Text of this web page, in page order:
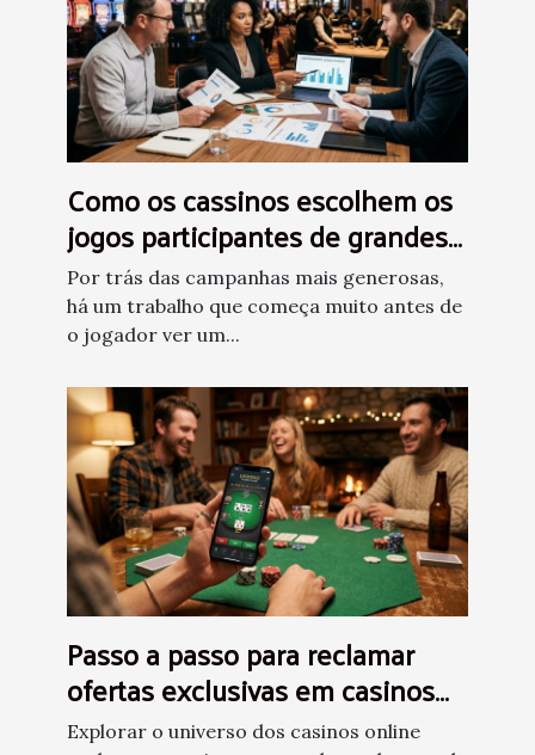
Como os cassinos escolhem os
jogos participantes de grandes
bônus
Por trás das campanhas mais generosas,
há um trabalho que começa muito antes de
o jogador ver um...
Passo a passo para reclamar
ofertas exclusivas em casinos
online
Explorar o universo dos casinos online